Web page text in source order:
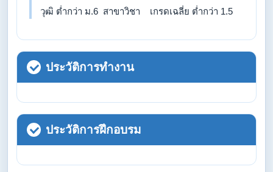
วุฒิ ต่ำกว่า ม.6 สาขาวิชา เกรดเฉลี่ย ต่ำกว่า 1.5
ประวัติการทำงาน
ประวัติการฝึกอบรม